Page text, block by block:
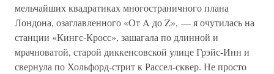
мельчайших квадратиках многостраничного плана
Лондона, озаглавленного «От A до Z», — я очутилась на
станции «Кингс-Кросс», зашагала по длинной и
мрачноватой, старой диккенсовской улице Грэйс-Инн и
свернула по Хольфорд-стрит к Рассел-сквер. Не просто